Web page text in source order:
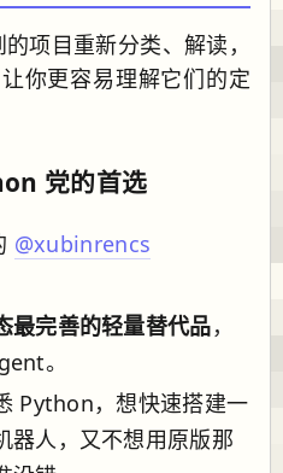
项目重新分类、解读，
你更容易理解它们的定
党的首选
@xubinrencs
最完善的轻量替代品，
。
Python，想快速搭建一
器人，又不想用原版那